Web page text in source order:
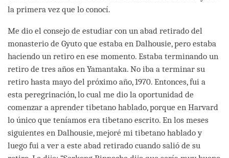
la primera vez que lo conocí.
Me dio el consejo de estudiar con un abad retirado del
monasterio de Gyuto que estaba en Dalhousie, pero estaba
haciendo un retiro en ese momento. Estaba terminando un
retiro de tres años en Yamantaka. No iba a terminar su
retiro hasta mayo del próximo año, 1970. Entonces, fui a
esta peregrinación, lo cual me dio la oportunidad de
comenzar a aprender tibetano hablado, porque en Harvard
lo único que teníamos era tibetano escrito. En los meses
siguientes en Dalhousie, mejoré mi tibetano hablado y
luego fui a ver a este abad retirado cuando salió de su